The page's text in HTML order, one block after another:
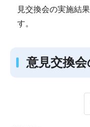
見交換会の実施結
す。
意見交換